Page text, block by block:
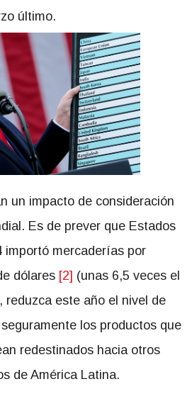
último.
un impacto de consideración
Es de prever que Estados
importó mercaderías por
dólares [2] (unas 6,5 veces el
reduzca este año el nivel de
los productos que
redestinados hacia otros
de América Latina.